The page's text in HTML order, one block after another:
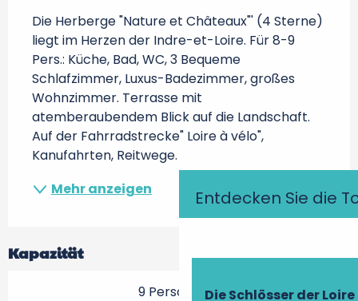
Entdecken Sie die
Die Schlösser der Loire
Die Herberge "Nature et Châteaux"' (4 Sterne)
liegt im Herzen der Indre-et-Loire. Für 8-9
Pers.: Küche, Bad, WC, 3 Bequeme
Schlafzimmer, Luxus-Badezimmer, großes
Wohnzimmer. Terrasse mit
atemberaubendem Blick auf die Landschaft.
Auf der Fahrradstrecke" Loire à vélo",
Kanufahrten, Reitwege.
Mehr anzeigen
Kapazität
9 Person(en)